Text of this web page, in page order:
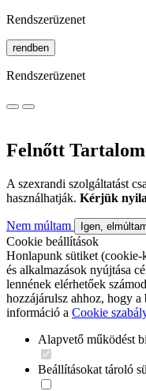
Rendszerüzenet
rendben
Rendszerüzenet
Felnőtt Tartalom
A szexrandi szolgáltatást
használhatják. Kérjük
Nem múltam Igen,
Cookie beállítások
Honlapunk sütiket (cookie-
és alkalmazások nyújtása
lennének elérhetőek
hozzájárulsz ahhoz, hogy
információ a Cookie
Alapvető működést
Beállításokat tároló